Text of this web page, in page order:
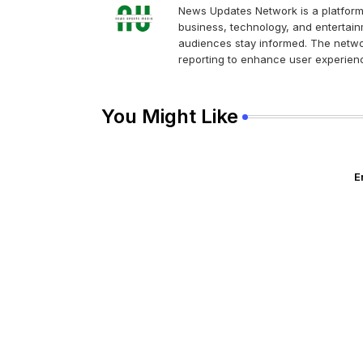
News Updates Network is a
business, technology, and
audiences stay informed. The
reporting to enhance user
You Might Like